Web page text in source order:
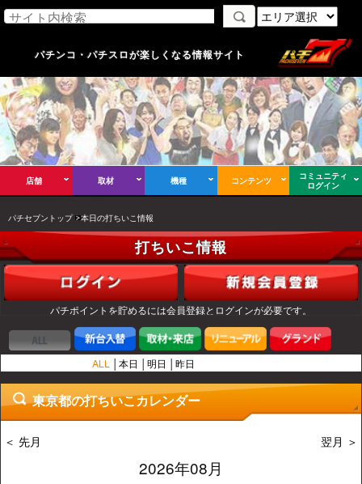
パチンコ・パチスロが楽しくなる情報サイト
店舗 取材 機種 コンテンツ
コミュニティ
ログイン
パチセブントップ 本日の打ちいこ情報
打ちいこ情報
パチポイントを貯めるには会員登録とログインが必要です。
ALL 本日 明日 昨日
東京都の打ちいこカレンダー
＜ 先月 翌月 ＞
2026年08月